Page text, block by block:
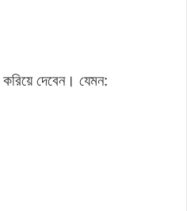
দেবেন। যেমন: